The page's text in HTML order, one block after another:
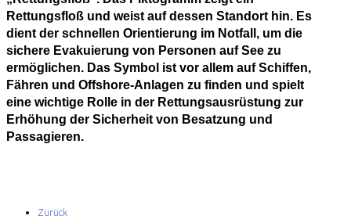
Rettungsfloß und weist auf dessen Standort hin. Es
dient der schnellen Orientierung im Notfall, um die
sichere Evakuierung von Personen auf See zu
ermöglichen. Das Symbol ist vor allem auf Schiffen,
Fähren und Offshore-Anlagen zu finden und spielt
eine wichtige Rolle in der Rettungsausrüstung zur
Erhöhung der Sicherheit von Besatzung und
Passagieren.
Zurück